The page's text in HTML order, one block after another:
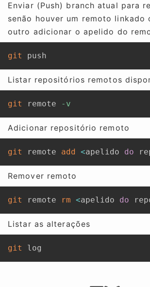
Enviar (Push) branch atual para
senão houver um remoto linkado
outro adicionar o apelido do
git push
Listar repositórios remotos
git remote -v
Adicionar repositório remoto
git remote add <apelido do
Remover remoto
git remote rm <apelido do
Listar as alterações
git log